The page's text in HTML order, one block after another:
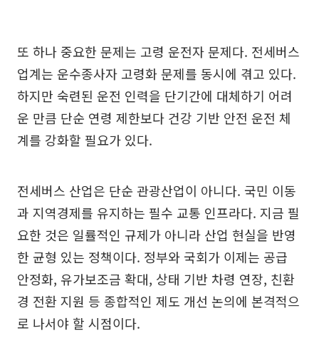
또 하나 중요한 문제는 고령 운전자 문제다. 전세버스
업계는 운수종사자 고령화 문제를 동시에 겪고 있다.
하지만 숙련된 운전 인력을 단기간에 대체하기 어려
운 만큼 단순 연령 제한보다 건강 기반 안전 운전 체
계를 강화할 필요가 있다.
전세버스 산업은 단순 관광산업이 아니다. 국민 이동
과 지역경제를 유지하는 필수 교통 인프라다. 지금 필
요한 것은 일률적인 규제가 아니라 산업 현실을 반영
한 균형 있는 정책이다. 정부와 국회가 이제는 공급
안정화, 유가보조금 확대, 상태 기반 차령 연장, 친환
경 전환 지원 등 종합적인 제도 개선 논의에 본격적으
로 나서야 할 시점이다.